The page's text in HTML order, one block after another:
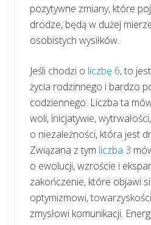
pozytywne zmiany, które
drodze, będą w dużej
osobistych wysiłków.
Jeśli chodzi o liczbę 6, to
życia rodzinnego i bardzo
codziennego. Liczba ta
woli, inicjatywie,
o niezależności, która jest
Związana z tym liczba 3
o ewolucji, wzroście i
zakończenie, które objawi
optymizmowi,
zmysłowi komunikacji.